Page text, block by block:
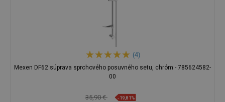
(4)
Mexen DF62 súprava sprchového posuvného setu, chróm - 785624582-
00
35,90 € -19,81%